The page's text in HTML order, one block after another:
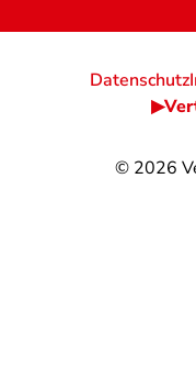
© 2026
Datenschutz